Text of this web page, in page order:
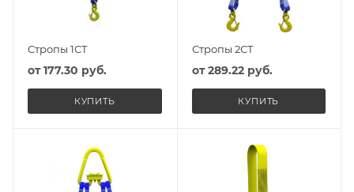
Стропы 1СТ
от177.30 руб.
КУПИТЬ
Стропы 2СТ
от289.22 руб.
КУПИТЬ